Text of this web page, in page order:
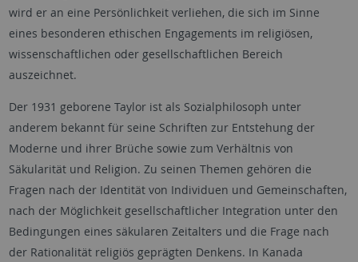
wird er an eine Persönlichkeit verliehen, die sich im Sinne
eines besonderen ethischen Engagements im religiösen,
wissenschaftlichen oder gesellschaftlichen Bereich
auszeichnet.
Der 1931 geborene Taylor ist als Sozialphilosoph unter
anderem bekannt für seine Schriften zur Entstehung der
Moderne und ihrer Brüche sowie zum Verhältnis von
Säkularität und Religion. Zu seinen Themen gehören die
Fragen nach der Identität von Individuen und Gemeinschaften,
nach der Möglichkeit gesellschaftlicher Integration unter den
Bedingungen eines säkularen Zeitalters und die Frage nach
der Rationalität religiös geprägten Denkens. In Kanada